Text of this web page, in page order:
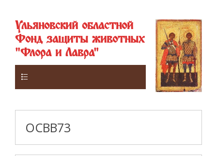
Ульяновский областной
Фонд защиты животных
"Флора и Лавра"
ОСВВ73